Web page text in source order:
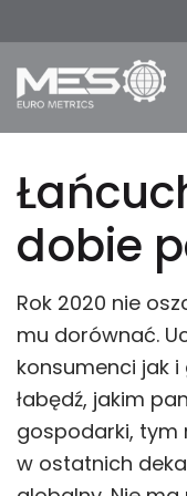
dobie
Rok 2020 nie
mu dorównać.
konsumenci jak
łabędź, jakim
gospodarki, tym
w ostatnich